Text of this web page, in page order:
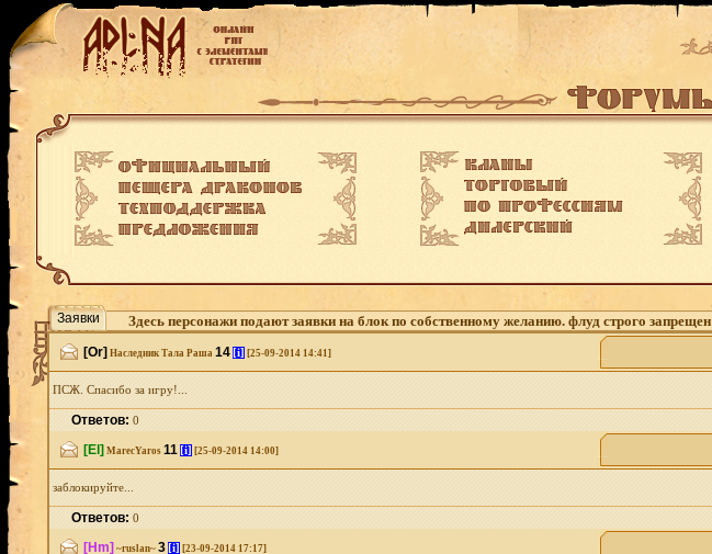
Заявки Здесь персонажи подают заявки на блок по собственному желанию. флуд строго запрещен
[Or] Наследник Тала Раша 14 [i] [25-09-2014 14:41]
ПСЖ. Спасибо за игру!...
Ответов:0
[El] MarecYaros 11 [i] [25-09-2014 14:00]
заблокируйте...
Ответов:0
[Hm] ~ruslan~ 3 [i] [23-09-2014 17:17]